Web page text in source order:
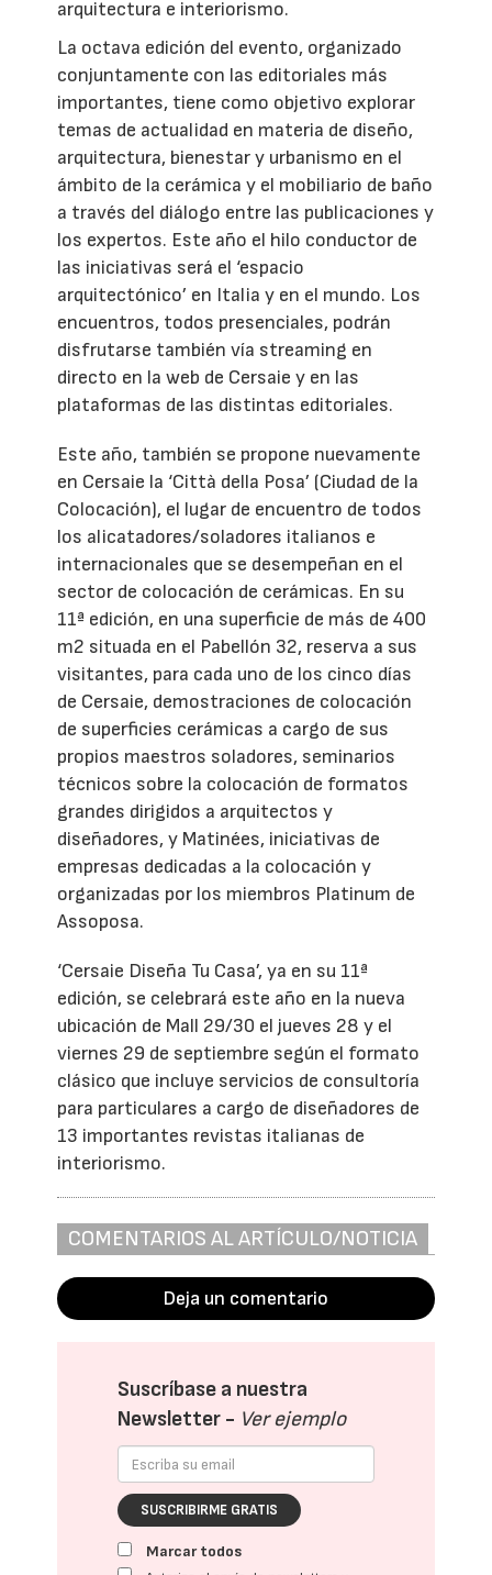
arquitectura e interiorismo.
La octava edición del evento, organizado
conjuntamente con las editoriales más
importantes, tiene como objetivo explorar
temas de actualidad en materia de diseño,
arquitectura, bienestar y urbanismo en el
ámbito de la cerámica y el mobiliario de baño
a través del diálogo entre las publicaciones y
los expertos. Este año el hilo conductor de
las iniciativas será el ‘espacio
arquitectónico’ en Italia y en el mundo. Los
encuentros, todos presenciales, podrán
disfrutarse también vía streaming en
directo en la web de Cersaie y en las
plataformas de las distintas editoriales.
Este año, también se propone nuevamente
en Cersaie la ‘Città della Posa’ (Ciudad de la
Colocación), el lugar de encuentro de todos
los alicatadores/soladores italianos e
internacionales que se desempeñan en el
sector de colocación de cerámicas. En su
11ª edición, en una superficie de más de 400
m2 situada en el Pabellón 32, reserva a sus
visitantes, para cada uno de los cinco días
de Cersaie, demostraciones de colocación
de superficies cerámicas a cargo de sus
propios maestros soladores, seminarios
técnicos sobre la colocación de formatos
grandes dirigidos a arquitectos y
diseñadores, y Matinées, iniciativas de
empresas dedicadas a la colocación y
organizadas por los miembros Platinum de
Assoposa.
‘Cersaie Diseña Tu Casa’, ya en su 11ª
edición, se celebrará este año en la nueva
ubicación de Mall 29/30 el jueves 28 y el
viernes 29 de septiembre según el formato
clásico que incluye servicios de consultoría
para particulares a cargo de diseñadores de
13 importantes revistas italianas de
interiorismo.
COMENTARIOS AL ARTÍCULO/NOTICIA
Deja un comentario
Suscríbase a nuestra
Newsletter - Ver ejemplo
SUSCRIBIRME GRATIS
Marcar todos